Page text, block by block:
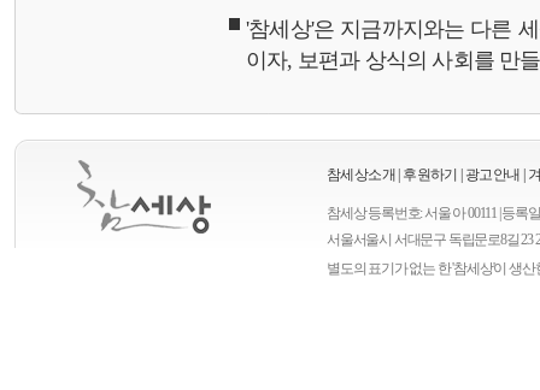
'참세상'은 지금까지와는 다른
이자, 보편과 상식의 사회를 만
참세상소개 후원하기 광고안내
참세상 등록번호: 서울 아 00111 | 등록
서울서울시 서대문구 독립문로8길 23
별도의 표기가 없는 한 '참세상'이 생